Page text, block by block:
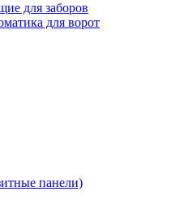
для заборов
для ворот
панели)